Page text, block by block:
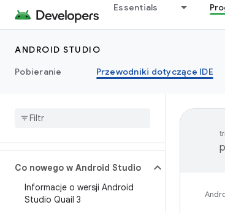
Essentials
ANDROID STUDIO
Pobieranie
Przewodniki dotyczące IDE
Co nowego w Android Studio
Informacje o wersji Android
Studio Quail 3